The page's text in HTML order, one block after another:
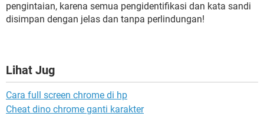
pengintaian, karena semua pengidentifikasi dan kata sandi
disimpan dengan jelas dan tanpa perlindungan!
Lihat Jug
Cara full screen chrome di hp
Cheat dino chrome ganti karakter